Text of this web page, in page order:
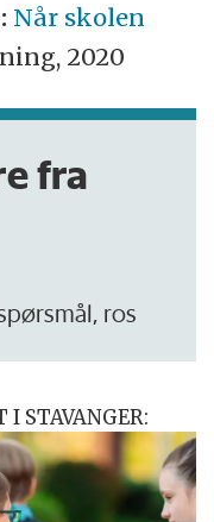
Når skolen
2020
fra
ros
vi bør skrive
I STAVANGER: